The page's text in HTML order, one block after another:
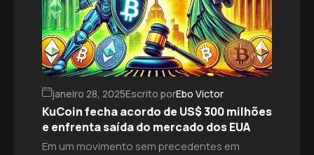
janeiro 28, 2025Escrito porEbo Victor
KuCoin fecha acordo de US$ 300 milhões
e enfrenta saída do mercado dos EUA
Em um movimento sem precedentes em